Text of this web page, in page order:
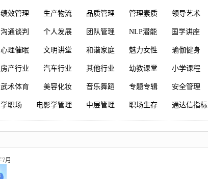
绩效管理 生产物流 品质管理 管理素质 领导艺术
沟通谈判 个人发展 团队管理 NLP潜能 国学讲座
心理催眠 文明讲堂 和谐家庭 魅力女性 瑜伽健身
房产行业 汽车行业 其他行业 幼教课堂 小学课程
武术体育 美容化妆 音乐舞蹈 专题专辑 安全管理
职场 电影学管理 中层管理 职场生存 通达信指标
月